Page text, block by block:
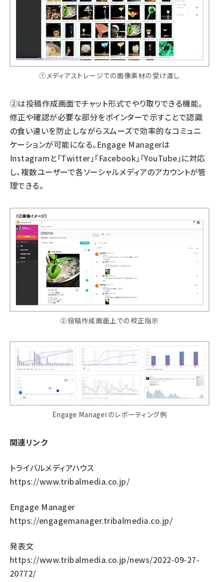
①メディアストレージでの画像素材の受け渡し
②は投稿作成画面でチャット形式でやり取りできる機能。
修正や確認が必要な部分をポインターで示すことで認識
の食い違いを防止しながらスムーズで効率的なコミュニ
ケーションが可能になる。Engage Managerは
Instagramと「Twitter」「Facebook」「YouTube」に対応
し、複数ユーザーで各ソーシャルメディアのアカウントが管
理できる。
②投稿作成画面上での校正指示
Engage Managerのレポーティング例
関連リンク
トライバルメディアハウス
https://www.tribalmedia.co.jp/
Engage Manager
https://engagemanager.tribalmedia.co.jp/
発表文
https://www.tribalmedia.co.jp/news/2022-09-27-
20772/